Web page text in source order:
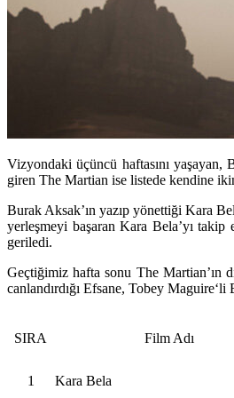
Vizyondaki üçüncü haftasını yaşayan,
giren The Martian ise listede kendine
Burak Aksak’ın yazıp yönettiğiKara
yerleşmeyi başaran Kara Bela’yı
geriledi.
Geçtiğimiz hafta sonu The Martian’ın
canlandırdığı Efsane, Tobey Maguire‘li
SIRA Film Adı
1 Kara Bela